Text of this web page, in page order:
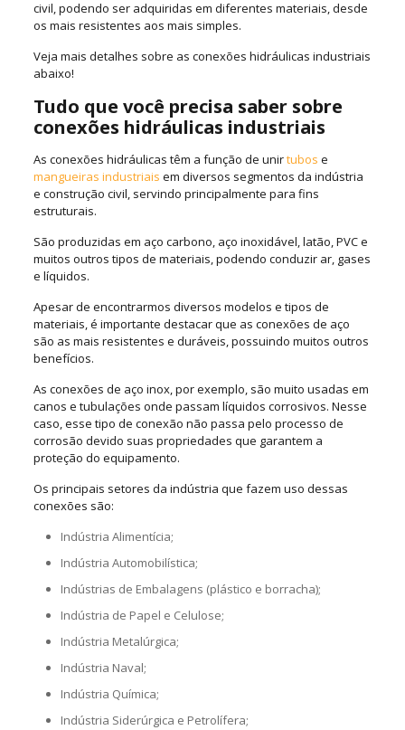
civil, podendo ser adquiridas em diferentes materiais, desde
os mais resistentes aos mais simples.
Veja mais detalhes sobre as conexões hidráulicas industriais
abaixo!
Tudo que você precisa saber sobre
conexões hidráulicas industriais
As conexões hidráulicas têm a função de unirtubos e
mangueiras industriais em diversos segmentos da indústria
e construção civil, servindo principalmente para fins
estruturais.
São produzidas em aço carbono, aço inoxidável, latão, PVC e
muitos outros tipos de materiais, podendo conduzir ar, gases
e líquidos.
Apesar de encontrarmos diversos modelos e tipos de
materiais, é importante destacar que as conexões de aço
são as mais resistentes e duráveis, possuindo muitos outros
benefícios.
As conexões de aço inox, por exemplo, são muito usadas em
canos e tubulações onde passam líquidos corrosivos. Nesse
caso, esse tipo de conexão não passa pelo processo de
corrosão devido suas propriedades que garantem a
proteção do equipamento.
Os principais setores da indústria que fazem uso dessas
conexões são:
Indústria Alimentícia;
Indústria Automobilística;
Indústrias de Embalagens (plástico e borracha);
Indústria de Papel e Celulose;
Indústria Metalúrgica;
Indústria Naval;
Indústria Química;
Indústria Siderúrgica e Petrolífera;